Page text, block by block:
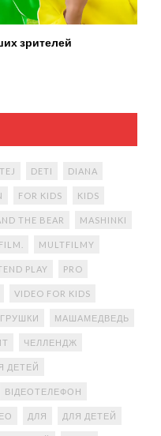
зрителей
DETI DIANA
FOR KIDS KIDS
THE BEAR MASHINKI
MULTFILMY
PLAY PRO
VIDEO FOR KIDS
МАШАМЕДВЕДЬ
ЧЕЛЛЕНДЖ
ДЕТЕЙ
ВІДЕОТЕЛЕФОН
ДЛЯ ДЛЯ ДЕТЕЙ